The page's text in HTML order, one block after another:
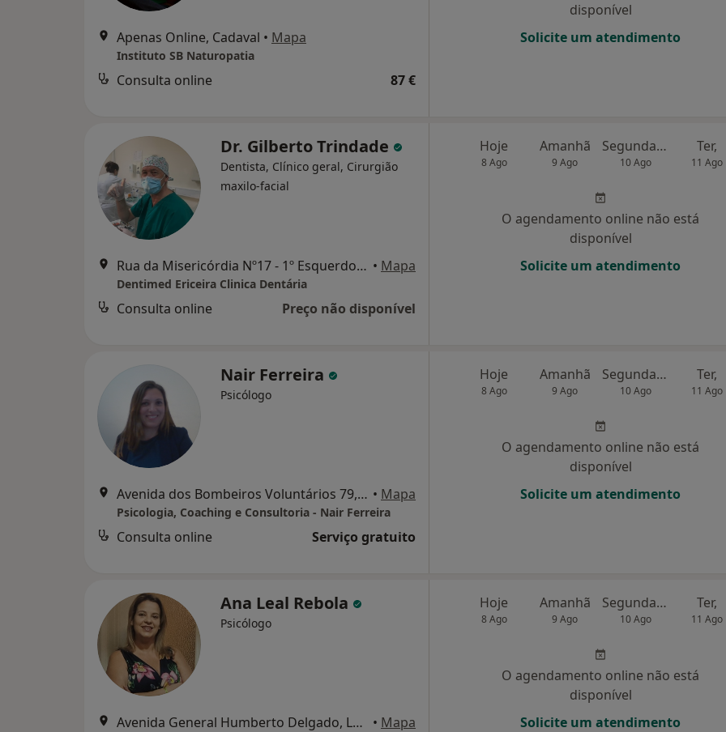
Apenas Online, Cadaval • Mapa
Instituto SB Naturopatia
Consulta online 87 €
disponível
Solicite um atendimento
Dr. Gilberto Trindade
Dentista, Clínico geral, Cirurgião
maxilo-facial
Rua da Misericórdia Nº17 - 1º Esquerdo, Ericeira • Mapa
Dentimed Ericeira Clinica Dentária
Consulta online Preço não disponível
Hoje
8 Ago
Amanhã
9 Ago
Segunda-feira
10 Ago
Ter,
11 Ago
O agendamento online não está
disponível
Solicite um atendimento
Nair Ferreira
Psicólogo
Avenida dos Bombeiros Voluntários 79, Gabinete 106, Alenquer • Mapa
Psicologia, Coaching e Consultoria - Nair Ferreira
Consulta online Serviço gratuito
Hoje
8 Ago
Amanhã
9 Ago
Segunda-feira
10 Ago
Ter,
11 Ago
O agendamento online não está
disponível
Solicite um atendimento
Ana Leal Rebola
Psicólogo
Avenida General Humberto Delgado, Loja 7E, Torres Vedras • Mapa
Hoje
8 Ago
Amanhã
9 Ago
Segunda-feira
10 Ago
Ter,
11 Ago
O agendamento online não está
disponível
Solicite um atendimento